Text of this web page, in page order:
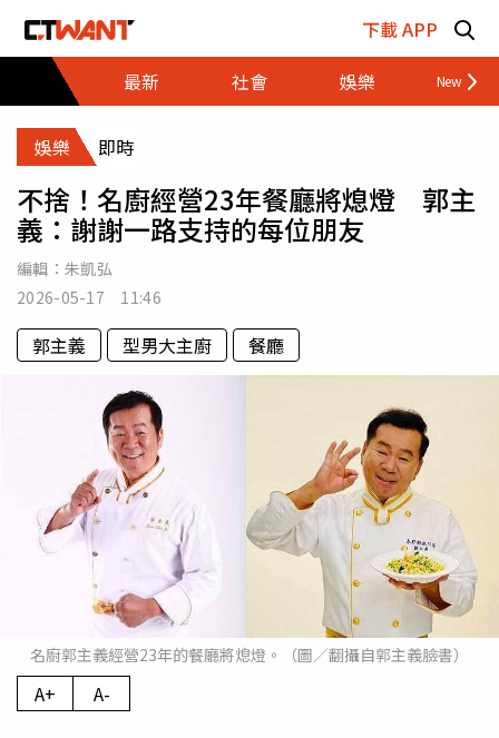
下載 APP
最新
社會 娛樂 財經
娛樂 即時
不捨！名廚經營23年餐廳將熄燈 郭主
義：謝謝一路支持的每位朋友
編輯： 朱凱弘
2026-05-17 11:46
郭主義 型男大主廚 餐廳
名廚郭主義經營23年的餐廳將熄燈。（圖／翻攝自郭主義臉書）
A+ A-